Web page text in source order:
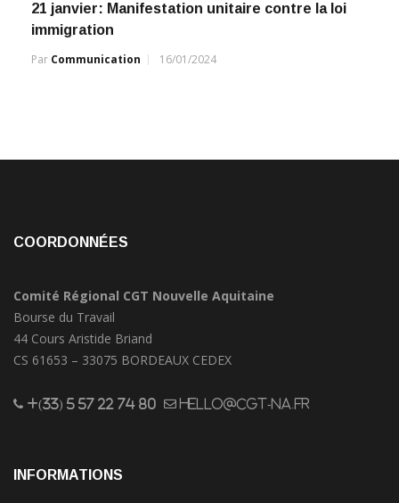
21 janvier: Manifestation unitaire contre la loi
immigration
Par Communication 16/01/2024
COORDONNÉES
Comité Régional CGT Nouvelle Aquitaine
Bourse du Travail
44 Cours Aristide Briand
CS 61653 – 33075 BORDEAUX CEDEX
+(33) 5 57 22 74 80 hello@cgt-na.fr
INFORMATIONS